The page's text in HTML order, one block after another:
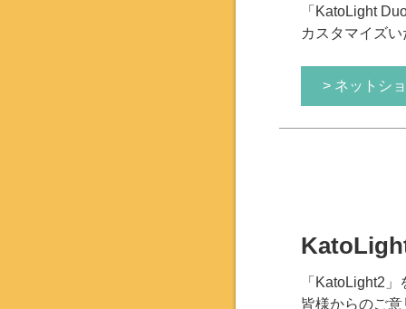
「KatoLight
カスタマイズ
> ネットシ
「KatoLight2
皆様からのご